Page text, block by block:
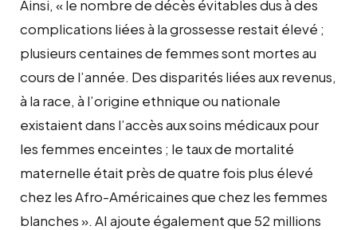
Ainsi, « le nombre de décès évitables dus à des
complications liées à la grossesse restait élevé ;
plusieurs centaines de femmes sont mortes au
cours de l’année. Des disparités liées aux revenus,
à la race, à l’origine ethnique ou nationale
existaient dans l’accès aux soins médicaux pour
les femmes enceintes ; le taux de mortalité
maternelle était près de quatre fois plus élevé
chez les Afro-Américaines que chez les femmes
blanches ». AI ajoute également que 52 millions